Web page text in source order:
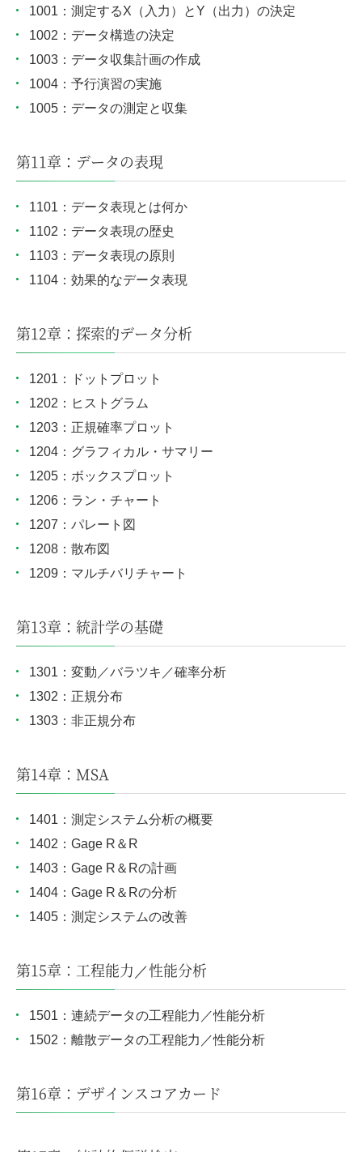
1001：測定するX（入力）とY（出力）の決定
1002：データ構造の決定
1003：データ収集計画の作成
1004：予行演習の実施
1005：データの測定と収集
第11章：データの表現
1101：データ表現とは何か
1102：データ表現の歴史
1103：データ表現の原則
1104：効果的なデータ表現
第12章：探索的データ分析
1201：ドットプロット
1202：ヒストグラム
1203：正規確率プロット
1204：グラフィカル・サマリー
1205：ボックスプロット
1206：ラン・チャート
1207：パレート図
1208：散布図
1209：マルチバリチャート
第13章：統計学の基礎
1301：変動／バラツキ／確率分析
1302：正規分布
1303：非正規分布
第14章：MSA
1401：測定システム分析の概要
1402：Gage R＆R
1403：Gage R＆Rの計画
1404：Gage R＆Rの分析
1405：測定システムの改善
第15章：工程能力／性能分析
1501：連続データの工程能力／性能分析
1502：離散データの工程能力／性能分析
第16章：デザインスコアカード